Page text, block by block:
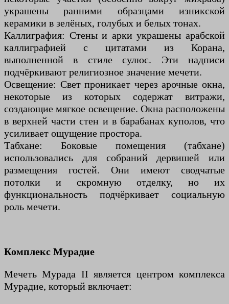
украшены ранними образцами изникской
керамики в зелёных, голубых и белых тонах.
Каллиграфия: Стены и арки украшены арабской
каллиграфией с цитатами из Корана,
выполненной в стиле сулюс. Эти надписи
подчёркивают религиозное значение мечети.
Освещение: Свет проникает через арочные окна,
некоторые из которых содержат витражи,
создающие мягкое освещение. Окна расположены
в верхней части стен и в барабанах куполов, что
усиливает ощущение простора.
Табхане: Боковые помещения (табхане)
использовались для собраний дервишей или
размещения гостей. Они имеют сводчатые
потолки и скромную отделку, но их
функциональность подчёркивает социальную
роль мечети.
Комплекс Мурадие
Мечеть Мурада II является центром комплекса
Мурадие, который включает: